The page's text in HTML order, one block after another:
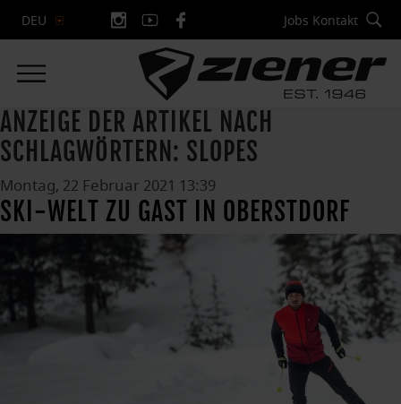
DEU Jobs Kontakt
ANZEIGE DER ARTIKEL NACH
SCHLAGWÖRTERN: SLOPES
Montag, 22 Februar 2021 13:39
SKI-WELT ZU GAST IN OBERSTDORF